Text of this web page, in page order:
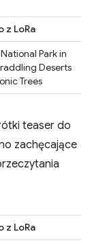
z LoRa
Park in
Deserts
Trees
teaser do
zachęcające
z LoRa